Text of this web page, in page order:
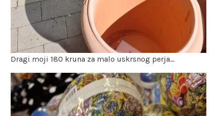
Dragi moji 180 kruna za malo uskrsnog perja…